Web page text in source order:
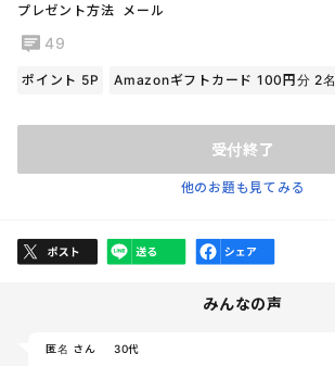
プレゼント方法
メール
49
ポイント 5P Amazonギフトカード 100円分 2名
受付終了
他のお題も見てみる
みんなの声
匿名 さん 30代